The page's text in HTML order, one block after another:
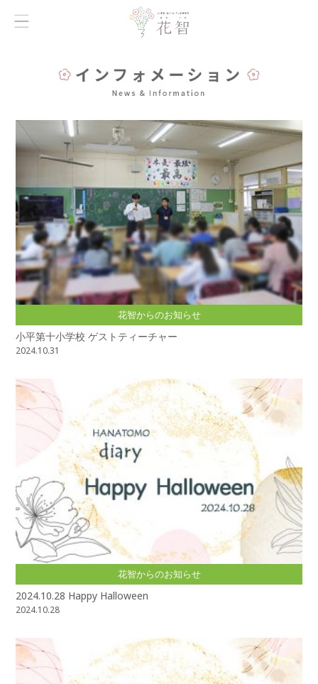
花智からのお知らせ
小平第十小学校 ゲストティーチャー
2024.10.31
花智からのお知らせ
2024.10.28 Happy Halloween
2024.10.28